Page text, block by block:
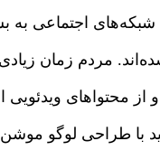
شبکه‌های اجتماعی به
مردم زمان
محتواهای ویدئویی
با طراحی لوگو موشن